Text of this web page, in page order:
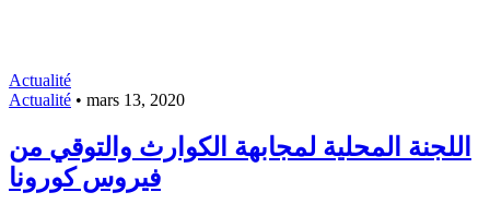
Actualité
Actualité • mars 13, 2020
اللجنة المحلية لمجابهة الكوارث والتوقي من
فيروس كورونا